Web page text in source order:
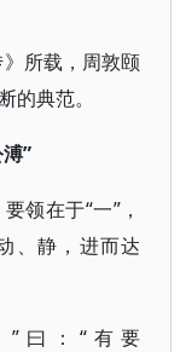
所载，周敦颐
的典范。
”
领在于“一”，
、静，进而达
曰：“有要